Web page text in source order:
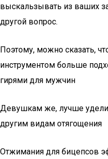
выскальзывать из ваших
другой вопрос.
Поэтому, можно сказать,
инструментом больше
гирями для мужчин
Девушкам же, лучше
другим видам отягощения
Отжимания для бицепсов